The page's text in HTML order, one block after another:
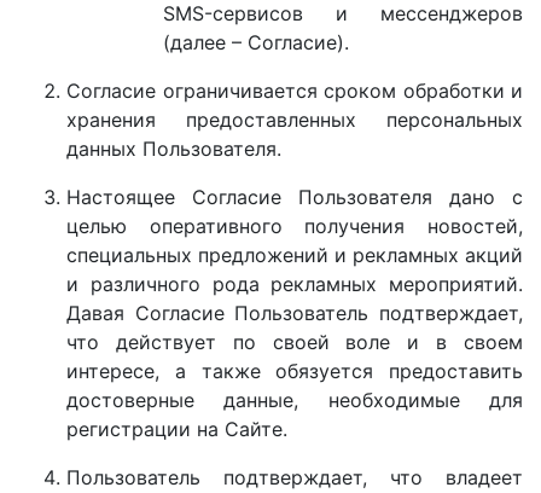
SMS-сервисов и мессенджеров
(далее – Согласие).
Согласие ограничивается сроком обработки и
хранения предоставленных персональных
данных Пользователя.
Настоящее Согласие Пользователя дано с
целью оперативного получения новостей,
специальных предложений и рекламных акций
и различного рода рекламных мероприятий.
Давая Согласие Пользователь подтверждает,
что действует по своей воле и в своем
интересе, а также обязуется предоставить
достоверные данные, необходимые для
регистрации на Сайте.
Пользователь подтверждает, что владеет